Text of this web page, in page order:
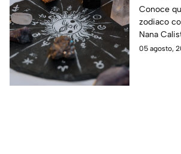
de
signos
Conoce
zodiaco
Nana
de agosto.
05 agosto,